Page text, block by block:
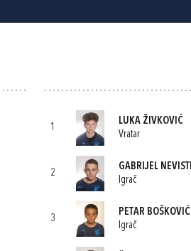
1
LUKA ŽIVKOVIĆ
Vratar
2
GABRIJEL
Igrač
3
PETAR BOŠKOVIĆ
Igrač